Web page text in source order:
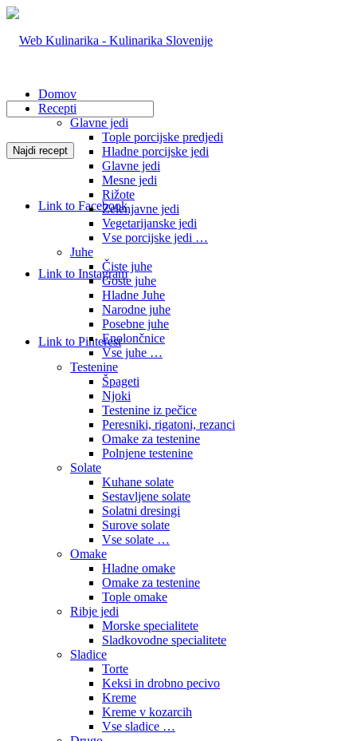
Link to Facebook
Link to Instagram
Link to Pinterest
Domov
Recepti
Glavne jedi
Tople porcijske predjedi
Hladne porcijske jedi
Glavne jedi
Mesne jedi
Rižote
Zelenjavne jedi
Vegetarijanske jedi
Vse porcijske jedi …
Juhe
Čiste juhe
Goste juhe
Hladne Juhe
Narodne juhe
Posebne juhe
Enolončnice
Vse juhe …
Testenine
Špageti
Njoki
Testenine iz pečice
Peresniki, rigatoni, rezanci
Omake za testenine
Polnjene testenine
Solate
Kuhane solate
Sestavljene solate
Solatni dresingi
Surove solate
Vse solate …
Omake
Hladne omake
Omake za testenine
Tople omake
Ribje jedi
Morske specialitete
Sladkovodne specialitete
Sladice
Torte
Keksi in drobno pecivo
Kreme
Kreme v kozarcih
Vse sladice …